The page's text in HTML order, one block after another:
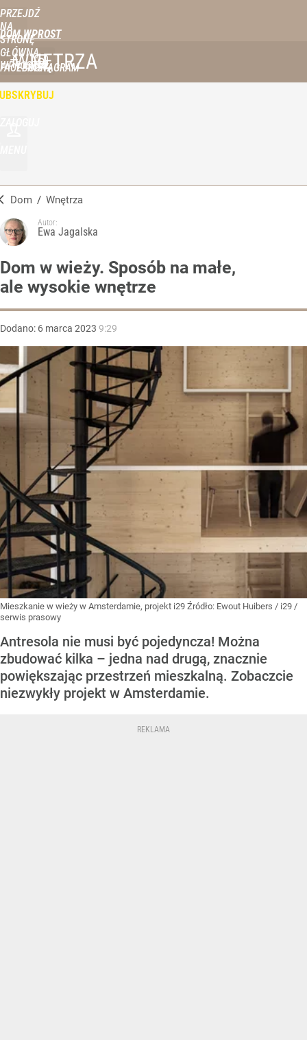
PRZEJDŹ
NA
STRONĘ
GŁÓWNĄ
WPROST.PL
DOM WPROST
FACEBOOKINSTAGRAM
WNĘTRZA
Dom / Wnętrza
Autor:
Ewa Jagalska
Dom w wieży. Sposób na małe,
ale wysokie wnętrze
Dodano: 6 marca 2023 9:29
Mieszkanie w wieży w Amsterdamie, projekt i29 Źródło: Ewout Huibers / i29 /
serwis prasowy
Antresola nie musi być pojedyncza! Można
zbudować kilka – jedna nad drugą, znacznie
powiększając przestrzeń mieszkalną. Zobaczcie
niezwykły projekt w Amsterdamie.